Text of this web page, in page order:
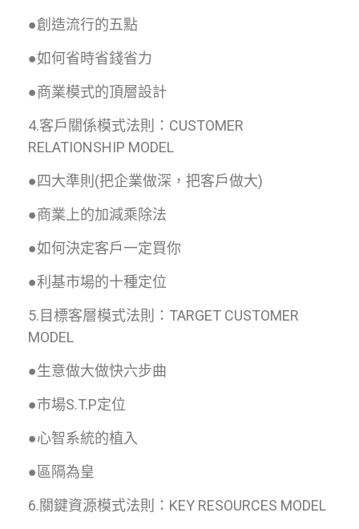
●創造流行的五點
●如何省時省錢省力
●商業模式的頂層設計
4.客戶關係模式法則：CUSTOMER
RELATIONSHIP MODEL
●四大準則(把企業做深，把客戶做大)
●商業上的加減乘除法
●如何決定客戶一定買你
●利基市場的十種定位
5.目標客層模式法則：TARGET CUSTOMER
MODEL
●生意做大做快六步曲
●市場S.T.P定位
●心智系統的植入
●區隔為皇
6.關鍵資源模式法則：KEY RESOURCES MODEL